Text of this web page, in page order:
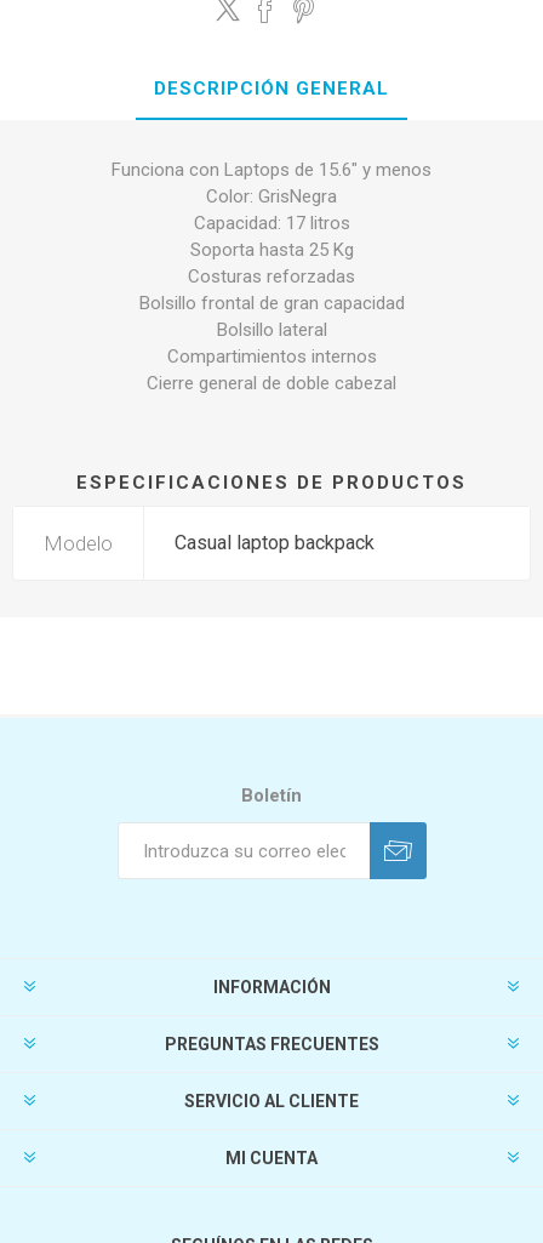
DESCRIPCIÓN GENERAL
Funciona con Laptops de 15.6" y menos
Color: GrisNegra
Capacidad: 17 litros
Soporta hasta 25 Kg
Costuras reforzadas
Bolsillo frontal de gran capacidad
Bolsillo lateral
Compartimientos internos
Cierre general de doble cabezal
ESPECIFICACIONES DE PRODUCTOS
Modelo Casual laptop backpack
Boletín
INFORMACIÓN
PREGUNTAS FRECUENTES
SERVICIO AL CLIENTE
MI CUENTA